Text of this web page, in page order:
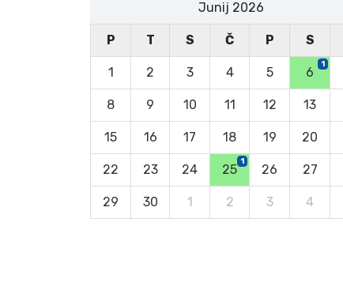
Junij 2026
P T S Č P S
1 2 3 4 5 6
1
8 9 10 11 12 13
15 16 17 18 19 20
22 23 24 25
1
26 27
29 30 1 2 3 4